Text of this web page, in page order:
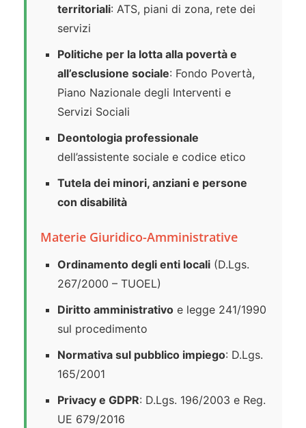
territoriali: ATS, piani di zona, rete dei
servizi
Politiche per la lotta alla povertà e
all’esclusione sociale: Fondo Povertà,
Piano Nazionale degli Interventi e
Servizi Sociali
Deontologia professionale
dell’assistente sociale e codice etico
Tutela dei minori, anziani e persone
con disabilità
Materie Giuridico-Amministrative
Ordinamento degli enti locali (D.Lgs.
267/2000 – TUOEL)
Diritto amministrativo e legge 241/1990
sul procedimento
Normativa sul pubblico impiego: D.Lgs.
165/2001
Privacy e GDPR: D.Lgs. 196/2003 e Reg.
UE 679/2016